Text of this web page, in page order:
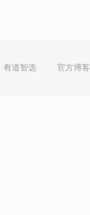
有道智选 官方博客